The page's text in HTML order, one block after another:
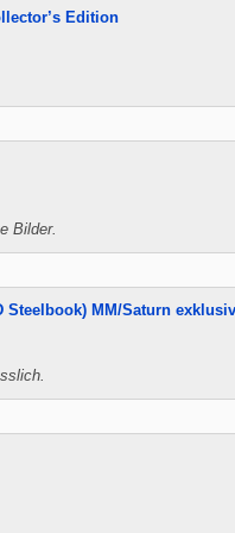
Edition
Bilder.
Steelbook) MM/Saturn exklusiv